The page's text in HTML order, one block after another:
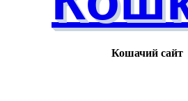
Кошачий сайт